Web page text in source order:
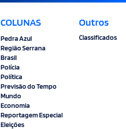
COLUNAS
Pedra Azul
Região Serrana
Brasil
Polícia
Política
Previsão do Tempo
Mundo
Economia
Reportagem Especial
Eleições
Outros
Classificados